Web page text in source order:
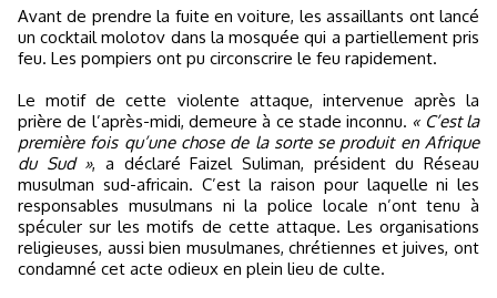
Avant de prendre la fuite en voiture, les assaillants ont lancé
un cocktail molotov dans la mosquée qui a partiellement pris
feu. Les pompiers ont pu circonscrire le feu rapidement.
Le motif de cette violente attaque, intervenue après la
prière de l’après-midi, demeure à ce stade inconnu. « C’est la
première fois qu’une chose de la sorte se produit en Afrique
du Sud », a déclaré Faizel Suliman, président du Réseau
musulman sud-africain. C’est la raison pour laquelle ni les
responsables musulmans ni la police locale n’ont tenu à
spéculer sur les motifs de cette attaque. Les organisations
religieuses, aussi bien musulmanes, chrétiennes et juives, ont
condamné cet acte odieux en plein lieu de culte.